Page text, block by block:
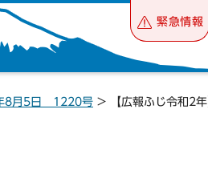
緊急情報
8月5日 1220号 > 【広報ふじ令和2